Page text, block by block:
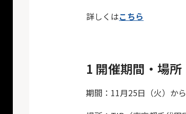
詳しくはこちら
1 開催期間・場所
期間：11月25日（火）か